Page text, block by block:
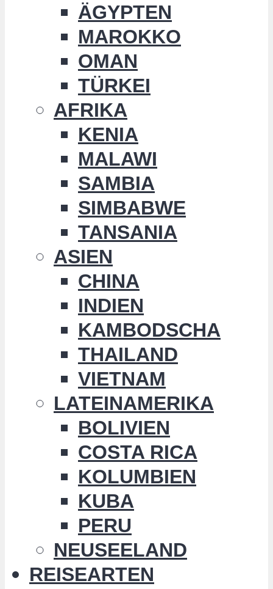
ÄGYPTEN
MAROKKO
OMAN
TÜRKEI
AFRIKA
KENIA
MALAWI
SAMBIA
SIMBABWE
TANSANIA
ASIEN
CHINA
INDIEN
KAMBODSCHA
THAILAND
VIETNAM
LATEINAMERIKA
BOLIVIEN
COSTA RICA
KOLUMBIEN
KUBA
PERU
NEUSEELAND
REISEARTEN